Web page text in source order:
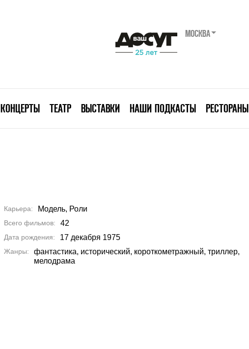
МОСКВА
КОНЦЕРТЫ ТЕАТР ВЫСТАВКИ НАШИ ПОДКАСТЫ РЕСТОРАНЫ
Карьера Модель, Роли
Всего фильмов 42
Дата рождения 17 декабря 1975
Жанры
фантастика, исторический, короткометражный, триллер,
мелодрама